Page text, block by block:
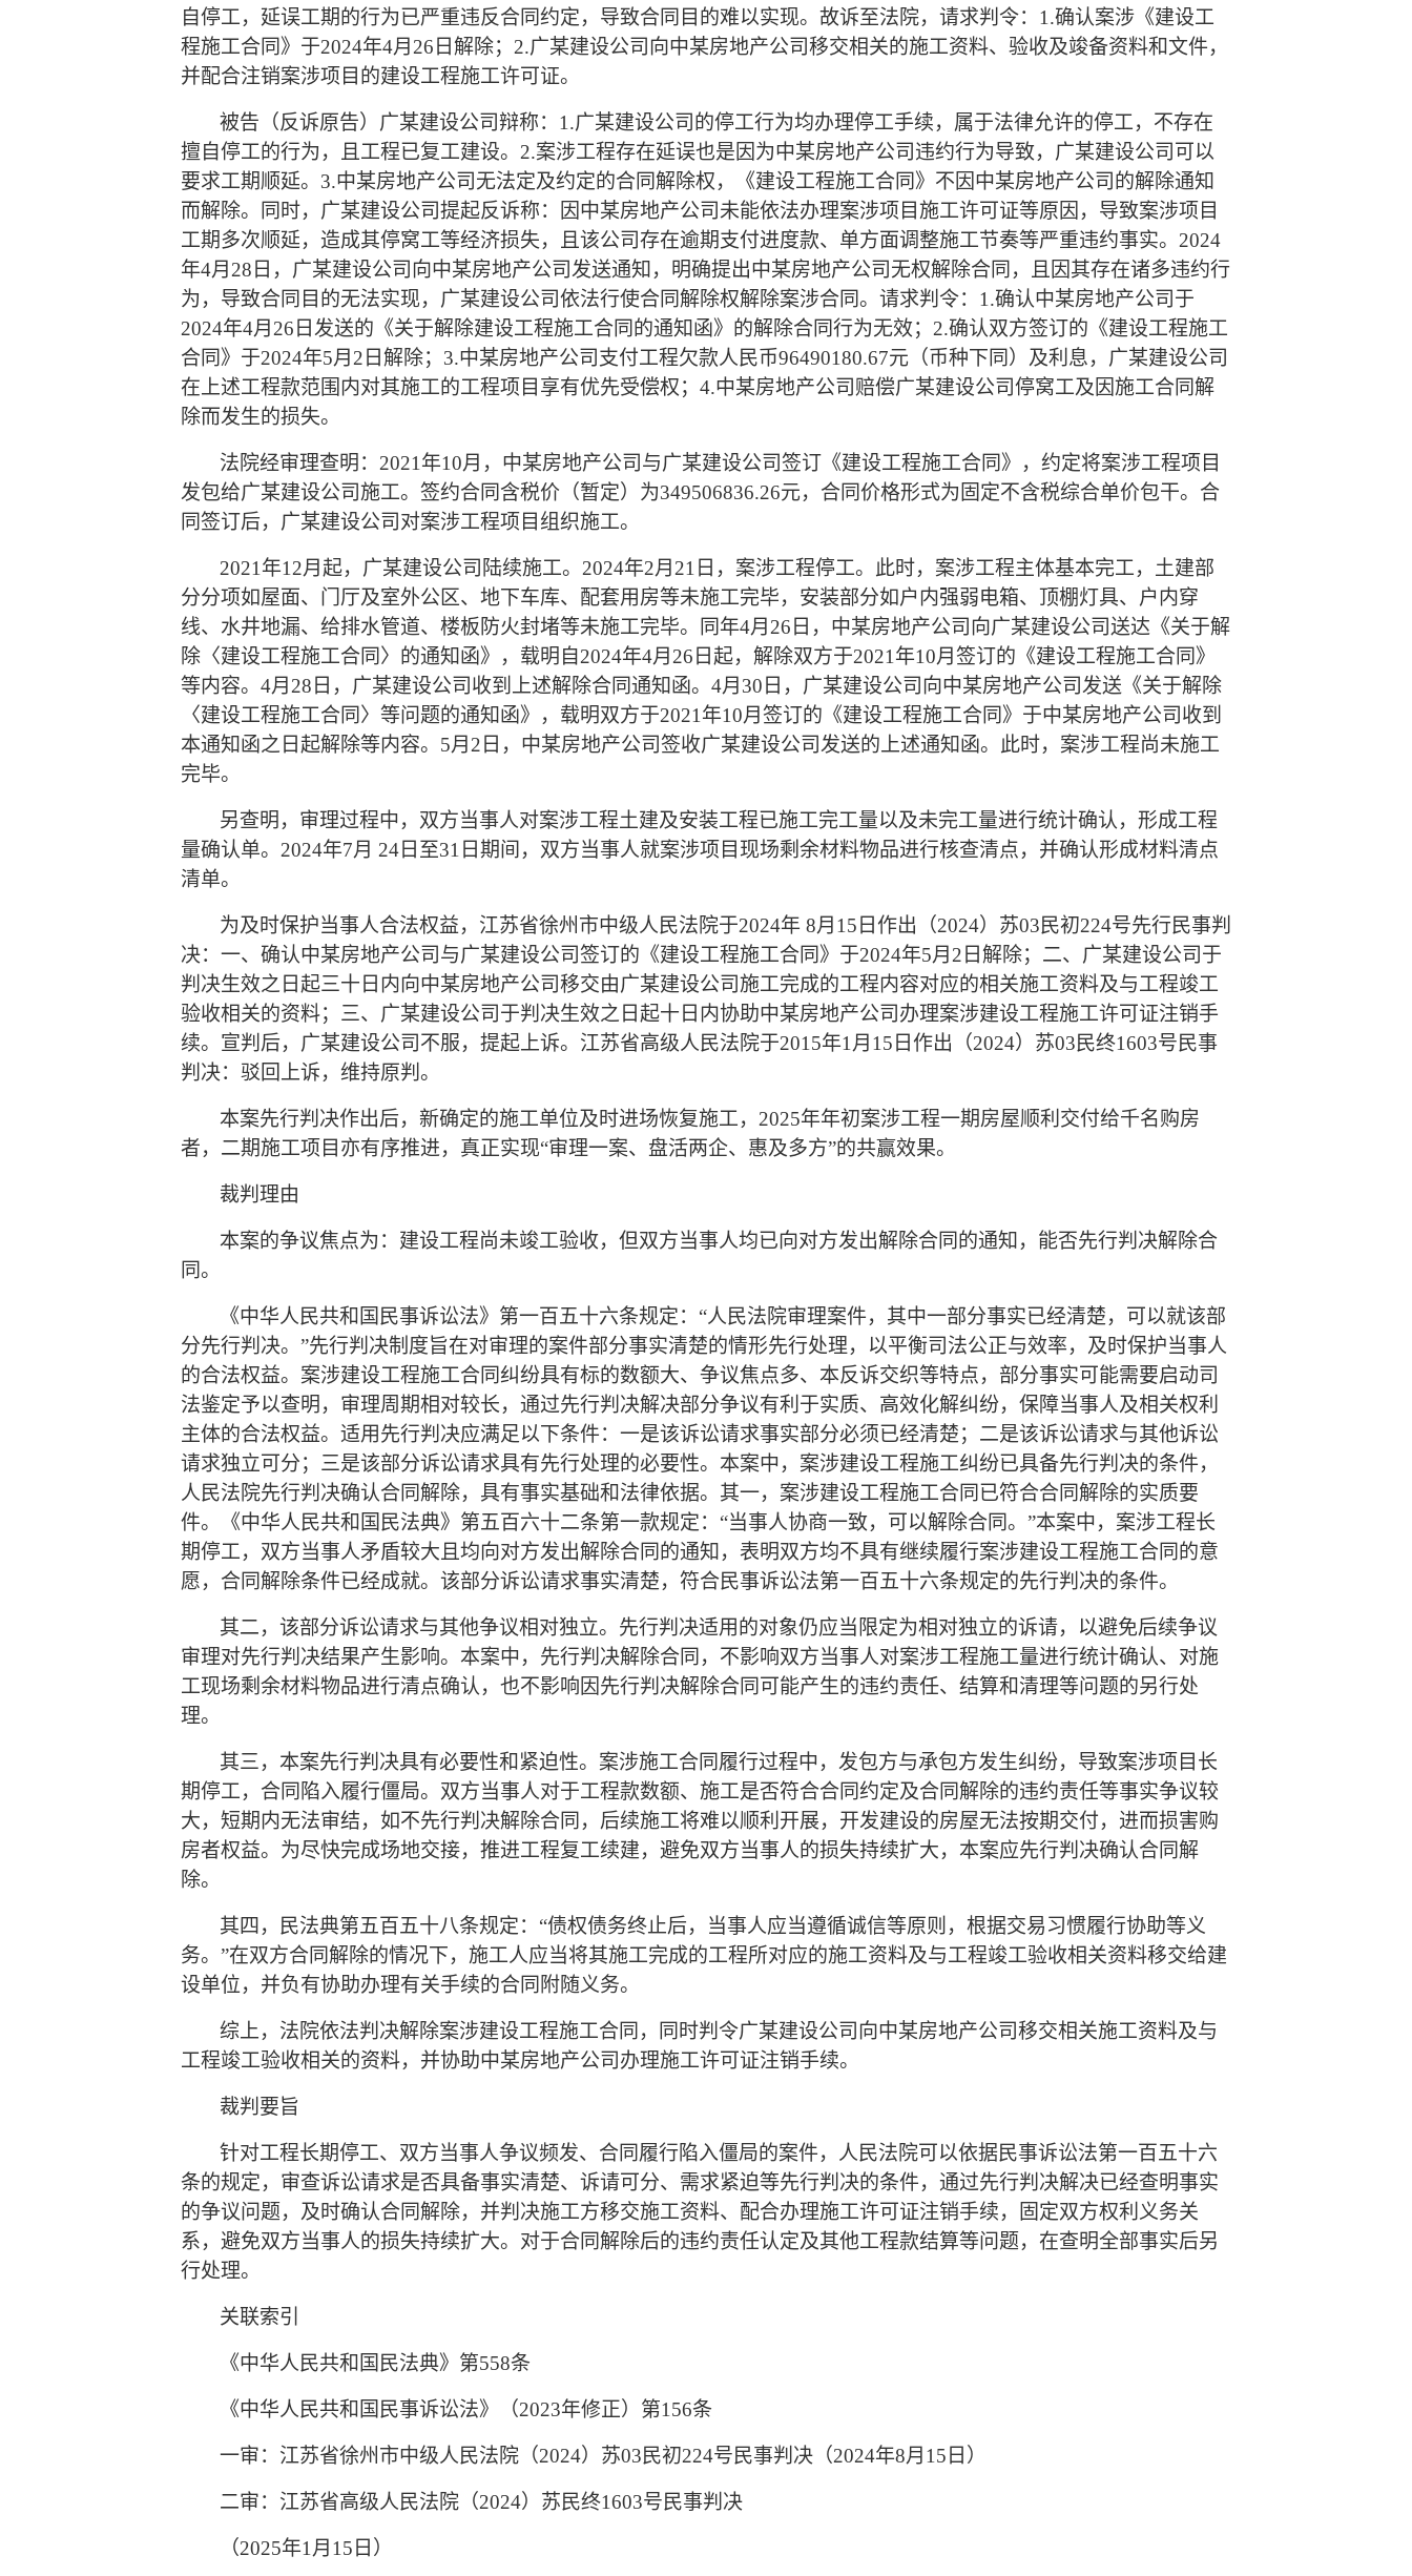
自停工，延误工期的行为已严重违反合同约定，导致合同目的难以实现。故诉至法院，请求判令：1.确认案涉《建设工
程施工合同》于2024年4月26日解除；2.广某建设公司向中某房地产公司移交相关的施工资料、验收及竣备资料和文件，
并配合注销案涉项目的建设工程施工许可证。
被告（反诉原告）广某建设公司辩称： 1.广某建设公司的停工行为均办理停工手续，属于法律允许的停工，不存在
擅自停工的行为，且工程已复工建设。2.案涉工程存在延误也是因为中某房地产公司违约行为导致，广某建设公司可以
要求工期顺延。3.中某房地产公司无法定及约定的合同解除权，《建设工程施工合同》不因中某房地产公司的解除通知
而解除。同时，广某建设公司提起反诉称：因中某房地产公司未能依法办理案涉项目施工许可证等原因，导致案涉项目
工期多次顺延，造成其停窝工等经济损失，且该公司存在逾期支付进度款、单方面调整施工节奏等严重违约事实。2024
年4月28日，广某建设公司向中某房地产公司发送通知，明确提出中某房地产公司无权解除合同，且因其存在诸多违约行
为，导致合同目的无法实现，广某建设公司依法行使合同解除权解除案涉合同。请求判令：1.确认中某房地产公司于
2024年4月26日发送的《关于解除建设工程施工合同的通知函》的解除合同行为无效；2.确认双方签订的《建设工程施工
合同》于2024年5月2日解除；3.中某房地产公司支付工程欠款人民币96490180.67元（币种下同）及利息，广某建设公司
在上述工程款范围内对其施工的工程项目享有优先受偿权；4.中某房地产公司赔偿广某建设公司停窝工及因施工合同解
除而发生的损失。
法院经审理查明： 2021年10月，中某房地产公司与广某建设公司签订《建设工程施工合同》，约定将案涉工程项目
发包给广某建设公司施工。签约合同含税价（暂定）为349506836.26元，合同价格形式为固定不含税综合单价包干。合
同签订后，广某建设公司对案涉工程项目组织施工。
2021年12月起，广某建设公司陆续施工。2024年2月21日，案涉工程停工。此时，案涉工程主体基本完工，土建部
分分项如屋面、门厅及室外公区、地下车库、配套用房等未施工完毕，安装部分如户内强弱电箱、顶棚灯具、户内穿
线、水井地漏、给排水管道、楼板防火封堵等未施工完毕。同年4月26日，中某房地产公司向广某建设公司送达《关于解
除〈建设工程施工合同〉的通知函》，载明自2024年4月26日起，解除双方于2021年10月签订的《建设工程施工合同》
等内容。4月28日，广某建设公司收到上述解除合同通知函。4月30日，广某建设公司向中某房地产公司发送《关于解除
〈建设工程施工合同〉等问题的通知函》，载明双方于2021年10月签订的《建设工程施工合同》于中某房地产公司收到
本通知函之日起解除等内容。5月2日，中某房地产公司签收广某建设公司发送的上述通知函。此时，案涉工程尚未施工
完毕。
另查明，审理过程中，双方当事人对案涉工程土建及安装工程已施工完工量以及未完工量进行统计确认，形成工程
量确认单。 2024年7月 24日至31日期间，双方当事人就案涉项目现场剩余材料物品进行核查清点，并确认形成材料清点
清单。
为及时保护当事人合法权益，江苏省徐州市中级人民法院于2024年 8月15日作出（2024）苏03民初224号先行民事判
决：一、确认中某房地产公司与广某建设公司签订的《建设工程施工合同》于2024年5月2日解除；二、广某建设公司于
判决生效之日起三十日内向中某房地产公司移交由广某建设公司施工完成的工程内容对应的相关施工资料及与工程竣工
验收相关的资料；三、广某建设公司于判决生效之日起十日内协助中某房地产公司办理案涉建设工程施工许可证注销手
续。宣判后，广某建设公司不服，提起上诉。江苏省高级人民法院于2015年1月15日作出（2024）苏03民终1603号民事
判决：驳回上诉，维持原判。
本案先行判决作出后，新确定的施工单位及时进场恢复施工， 2025年年初案涉工程一期房屋顺利交付给千名购房
者，二期施工项目亦有序推进，真正实现“审理一案、盘活两企、惠及多方”的共赢效果。
裁判理由
本案的争议焦点为：建设工程尚未竣工验收，但双方当事人均已向对方发出解除合同的通知，能否先行判决解除合
同。
《中华人民共和国民事诉讼法》第一百五十六条规定： “人民法院审理案件，其中一部分事实已经清楚，可以就该部
分先行判决。”先行判决制度旨在对审理的案件部分事实清楚的情形先行处理，以平衡司法公正与效率，及时保护当事人
的合法权益。案涉建设工程施工合同纠纷具有标的数额大、争议焦点多、本反诉交织等特点，部分事实可能需要启动司
法鉴定予以查明，审理周期相对较长，通过先行判决解决部分争议有利于实质、高效化解纠纷，保障当事人及相关权利
主体的合法权益。适用先行判决应满足以下条件：一是该诉讼请求事实部分必须已经清楚；二是该诉讼请求与其他诉讼
请求独立可分；三是该部分诉讼请求具有先行处理的必要性。本案中，案涉建设工程施工纠纷已具备先行判决的条件，
人民法院先行判决确认合同解除，具有事实基础和法律依据。其一，案涉建设工程施工合同已符合合同解除的实质要
件。《中华人民共和国民法典》第五百六十二条第一款规定：“当事人协商一致，可以解除合同。”本案中，案涉工程长
期停工，双方当事人矛盾较大且均向对方发出解除合同的通知，表明双方均不具有继续履行案涉建设工程施工合同的意
愿，合同解除条件已经成就。该部分诉讼请求事实清楚，符合民事诉讼法第一百五十六条规定的先行判决的条件。
其二，该部分诉讼请求与其他争议相对独立。先行判决适用的对象仍应当限定为相对独立的诉请，以避免后续争议
审理对先行判决结果产生影响。本案中，先行判决解除合同，不影响双方当事人对案涉工程施工量进行统计确认、对施
工现场剩余材料物品进行清点确认，也不影响因先行判决解除合同可能产生的违约责任、结算和清理等问题的另行处
理。
其三，本案先行判决具有必要性和紧迫性。案涉施工合同履行过程中，发包方与承包方发生纠纷，导致案涉项目长
期停工，合同陷入履行僵局。双方当事人对于工程款数额、施工是否符合合同约定及合同解除的违约责任等事实争议较
大，短期内无法审结，如不先行判决解除合同，后续施工将难以顺利开展，开发建设的房屋无法按期交付，进而损害购
房者权益。为尽快完成场地交接，推进工程复工续建，避免双方当事人的损失持续扩大，本案应先行判决确认合同解
除。
其四，民法典第五百五十八条规定： “债权债务终止后，当事人应当遵循诚信等原则，根据交易习惯履行协助等义
务。”在双方合同解除的情况下，施工人应当将其施工完成的工程所对应的施工资料及与工程竣工验收相关资料移交给建
设单位，并负有协助办理有关手续的合同附随义务。
综上，法院依法判决解除案涉建设工程施工合同，同时判令广某建设公司向中某房地产公司移交相关施工资料及与
工程竣工验收相关的资料，并协助中某房地产公司办理施工许可证注销手续。
裁判要旨
针对工程长期停工、双方当事人争议频发、合同履行陷入僵局的案件，人民法院可以依据民事诉讼法第一百五十六
条的规定，审查诉讼请求是否具备事实清楚、诉请可分、需求紧迫等先行判决的条件，通过先行判决解决已经查明事实
的争议问题，及时确认合同解除，并判决施工方移交施工资料、配合办理施工许可证注销手续，固定双方权利义务关
系，避免双方当事人的损失持续扩大。对于合同解除后的违约责任认定及其他工程款结算等问题，在查明全部事实后另
行处理。
关联索引
《中华人民共和国民法典》第558条
《中华人民共和国民事诉讼法》（2023年修正）第156条
一审：江苏省徐州市中级人民法院（2024）苏03民初224号民事判决（2024年8月15日）
二审：江苏省高级人民法院（2024）苏民终1603号民事判决
（2025年1月15日）